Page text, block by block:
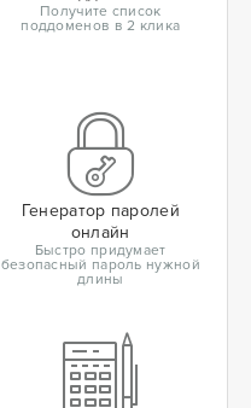
Получите список
поддоменов в 2 клика
Генератор паролей
онлайн
Быстро придумает
безопасный пароль нужной
длины